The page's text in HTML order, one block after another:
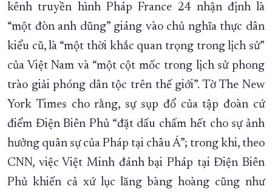
kênh truyền hình Pháp France 24 nhận định là
“một đòn anh dũng” giáng vào chủ nghĩa thực dân
kiểu cũ, là “một thời khắc quan trọng trong lịch sử”
của Việt Nam và “một cột mốc trong lịch sử phong
trào giải phóng dân tộc trên thế giới”. Tờ The New
York Times cho rằng, sự sụp đổ của tập đoàn cứ
điểm Điện Biên Phủ “đặt dấu chấm hết cho sự ảnh
hưởng quân sự của Pháp tại châu Á”; trong khi, theo
CNN, việc Việt Minh đánh bại Pháp tại Điện Biên
Phủ khiến cả xứ lục lăng bàng hoàng cũng như